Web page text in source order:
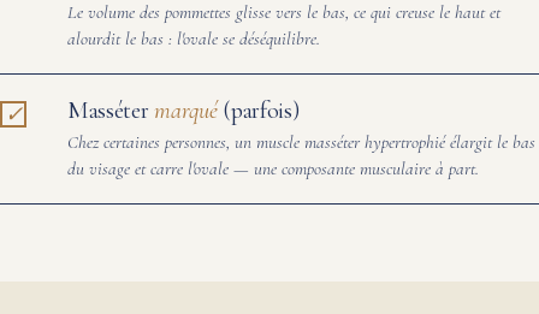
Le volume des pommettes glisse vers le bas, ce qui creuse le haut et
alourdit le bas : l'ovale se déséquilibre.
Massétermarqué(parfois)
Chez certaines personnes, un muscle masséter hypertrophié élargit le bas
du visage et carre l'ovale — une composante musculaire à part.